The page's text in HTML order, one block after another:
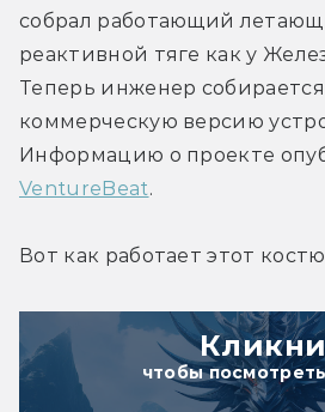
собрал работающий
реактивной тяге как у
Теперь инженер
коммерческую версию
VentureBeat.
Вот как работает этот
чтобы